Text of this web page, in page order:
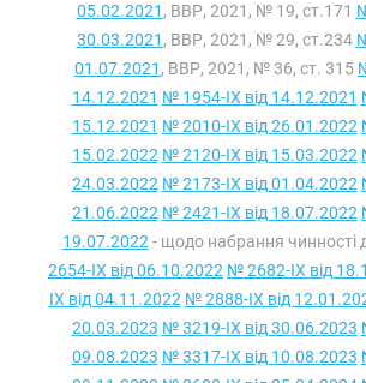
05.02.2021 , ВВР, 2021, № 19, ст.171
30.03.2021 , ВВР, 2021, № 29, ст.234
01.07.2021 , ВВР, 2021, № 36, ст. 315
14.12.2021 № 1954-IX від 14.12.2021
15.12.2021 № 2010-IX від 26.01.2022
15.02.2022 № 2120-IX від 15.03.2022
24.03.2022 № 2173-IX від 01.04.2022
21.06.2022 № 2421-IX від 18.07.2022
19.07.2022 - щодо набрання чинності
2654-IX від 06.10.2022 № 2682-IX від
IX від 04.11.2022 № 2888-IX від
20.03.2023 № 3219-IX від 30.06.2023
09.08.2023 № 3317-IX від 10.08.2023